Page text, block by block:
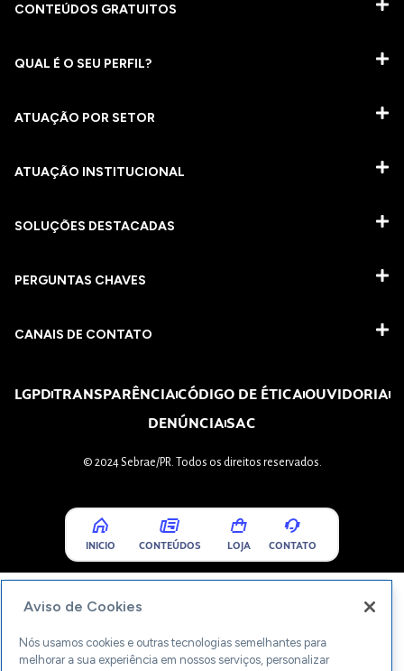
CONTEÚDOS GRATUITOS
QUAL É O SEU PERFIL?
ATUAÇÃO POR SETOR
ATUAÇÃO INSTITUCIONAL
SOLUÇÕES DESTACADAS
PERGUNTAS CHAVES​
CANAIS DE CONTATO
LGPDTRANSPARÊNCIACÓDIGO DE ÉTICAOUVIDORIA
DENÚNCIASAC
© 2024 Sebrae/PR. Todos os direitos reservados.
INICIO CONTEÚDOS LOJA CONTATO
Aviso de Cookies
Nós usamos cookies e outras tecnologias semelhantes para
melhorar a sua experiência em nossos serviços, personalizar